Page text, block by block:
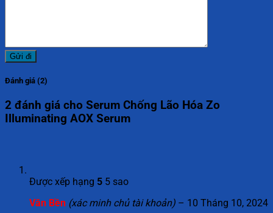
Đánh giá (2)
2 đánh giá cho Serum Chống Lão Hóa Zo
Illuminating AOX Serum
Được xếp hạng 5 5 sao
Văn Bền (xác minh chủ tài khoản) – 10 Tháng 10, 2024